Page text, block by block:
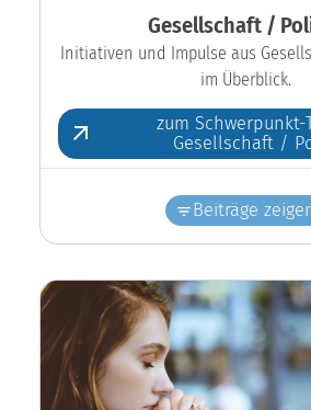
Gesellschaft /
Initiativen und Impulse aus
im Überblick.
zum Schwerpunkt-
Gesellschaft /
Beiträge